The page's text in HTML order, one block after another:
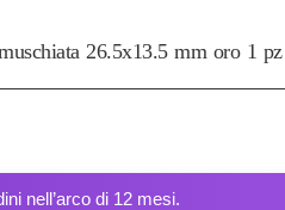
26.5x13.5 mm oro 1 pz
nell’arco di 12 mesi.